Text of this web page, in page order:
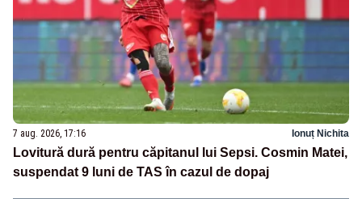
7 aug. 2026, 17:16 Ionuț Nichita
Lovitură dură pentru căpitanul lui Sepsi. Cosmin Matei,
suspendat 9 luni de TAS în cazul de dopaj